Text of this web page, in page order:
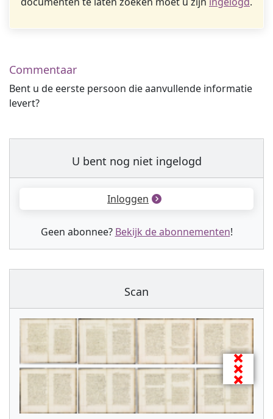
Commentaar
Bent u de eerste persoon die aanvullende informatie
levert?
U bent nog niet ingelogd
Inloggen
Geen abonnee? Bekijk de abonnementen!
Scan